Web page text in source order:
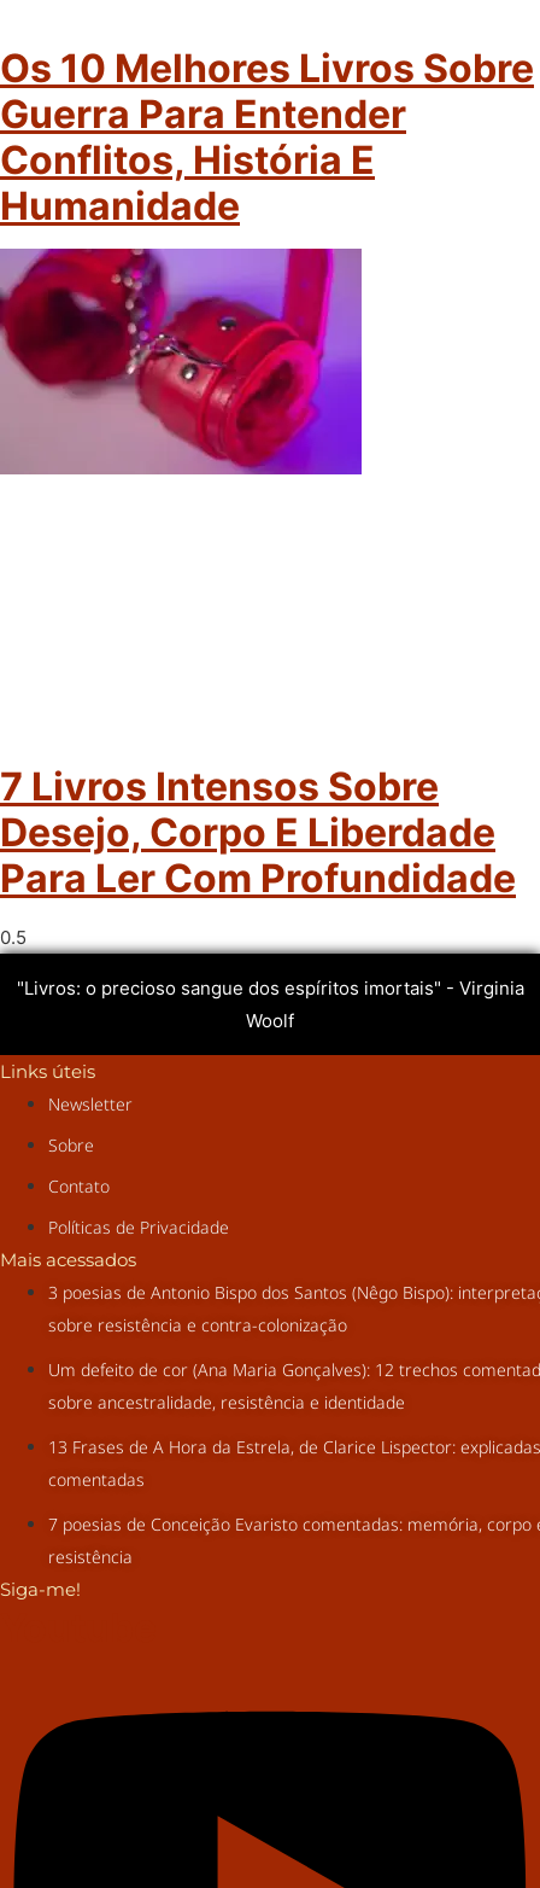
Os 10 Melhores Livros Sobre
Guerra Para Entender
Conflitos, História E
Humanidade
7 Livros Intensos Sobre
Desejo, Corpo E Liberdade
Para Ler Com Profundidade
"Livros: o precioso sangue dos espíritos imortais" - Virginia
Woolf
Links úteis
Newsletter
Sobre
Contato
Políticas de Privacidade
Mais acessados
3 poesias de Antonio Bispo dos Santos (Nêgo Bispo):
sobre resistência e contra-colonização
Um defeito de cor (Ana Maria Gonçalves): 12 trechos
sobre ancestralidade, resistência e identidade
13 Frases de A Hora da Estrela, de Clarice Lispector:
comentadas
7 poesias de Conceição Evaristo comentadas: memória, corpo
resistência
Siga-me!